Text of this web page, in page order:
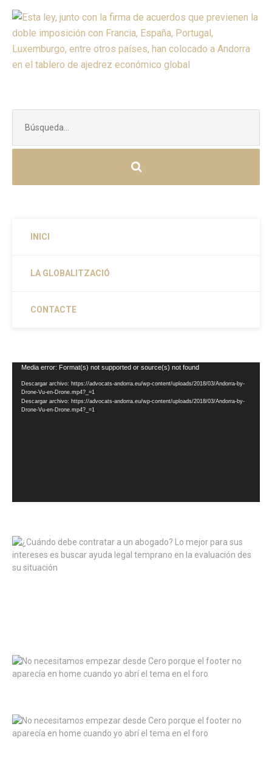
INICI
LA GLOBALITZACIÓ
CONTACTE
Reproductor
vídeo
Media error: Format(s) not supported or source(s) not found
Descargar archivo: https://advocats-andorra.eu/wp-content/uploads/2018/03/Andorra-by-
Drone-Vu-en-Drone.mp4?_=1
Descargar archivo: https://advocats-andorra.eu/wp-content/uploads/2018/03/Andorra-by-
Drone-Vu-en-Drone.mp4?_=1